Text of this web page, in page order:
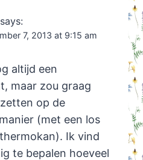
says:
7, 2013 at 9:15 am
altijd een
maar zou graag
op de
(met een los
Ik vind
te bepalen hoeveel